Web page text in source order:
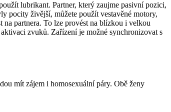
lubrikant. Partner, který zaujme pasivní pozici,
pocity živější, můžete použít vestavěné motory,
partnera. To lze provést na blízkou i velkou
zvuků. Zařízení je možné synchronizovat s
mít zájem i homosexuální páry. Obě ženy